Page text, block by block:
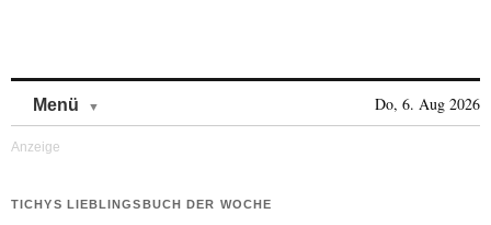
Menü Do, 6. Aug 2026
TICHYS LIEBLINGSBUCH DER WOCHE